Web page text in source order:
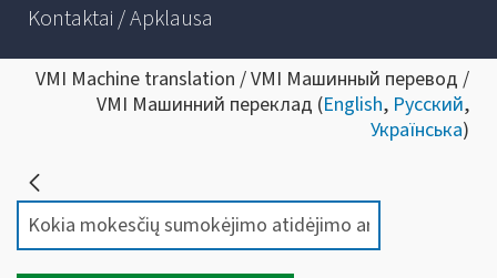
Kontaktai / Apklausa
VMI Machine translation / VMI Машинный перевод /
VMI Машинний переклад (English, Русский,
Українська)